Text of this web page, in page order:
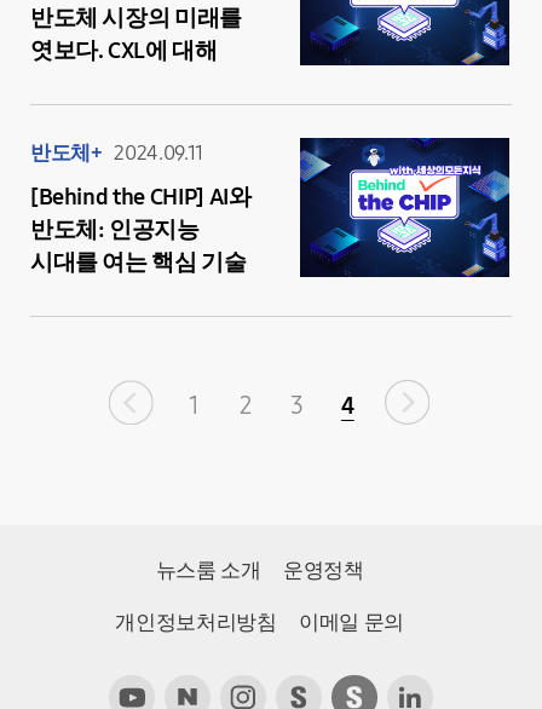
반도체 시장의 미래를
엿보다. CXL에 대해
반도체+ 2024.09.11
[Behind the CHIP] AI와
반도체: 인공지능
시대를 여는 핵심 기술
1 2 3 4
뉴스룸 소개 운영정책
개인정보처리방침 이메일 문의